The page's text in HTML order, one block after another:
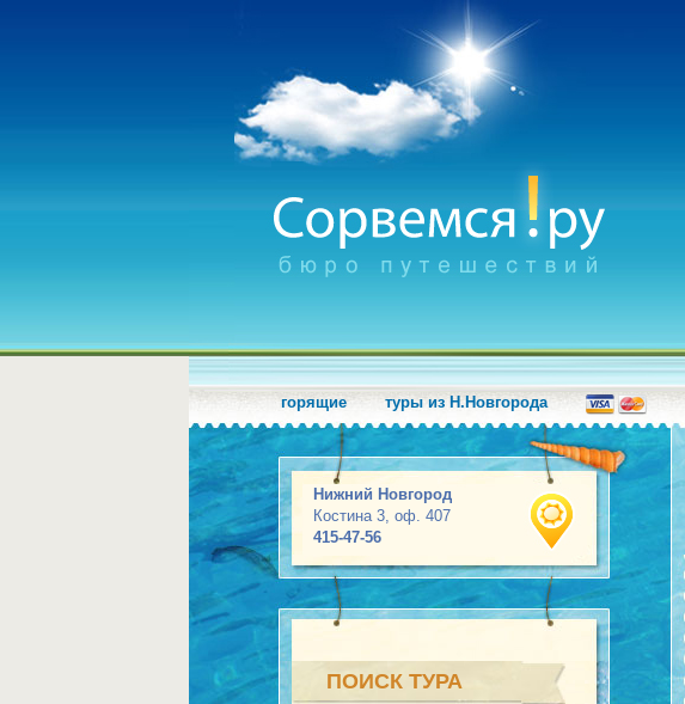
горящие туры из Н.Новгорода
Нижний Новгород
Костина 3, оф. 407
415-47-56
ПОИСК ТУРА